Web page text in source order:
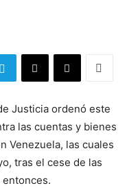
Justicia ordenó este
las cuentas y bienes
Venezuela, las cuales
tras el cese de las